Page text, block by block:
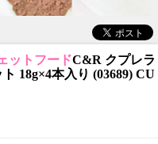
ットフードC&R クプレラ
18g×4本入り (03689) CU